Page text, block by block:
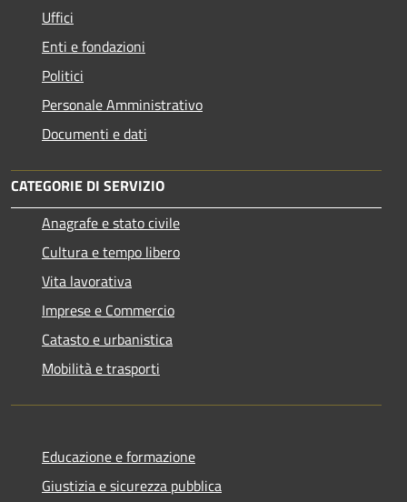
Uffici
Enti e fondazioni
Politici
Personale Amministrativo
Documenti e dati
CATEGORIE DI SERVIZIO
Anagrafe e stato civile
Cultura e tempo libero
Vita lavorativa
Imprese e Commercio
Catasto e urbanistica
Mobilità e trasporti
Educazione e formazione
Giustizia e sicurezza pubblica